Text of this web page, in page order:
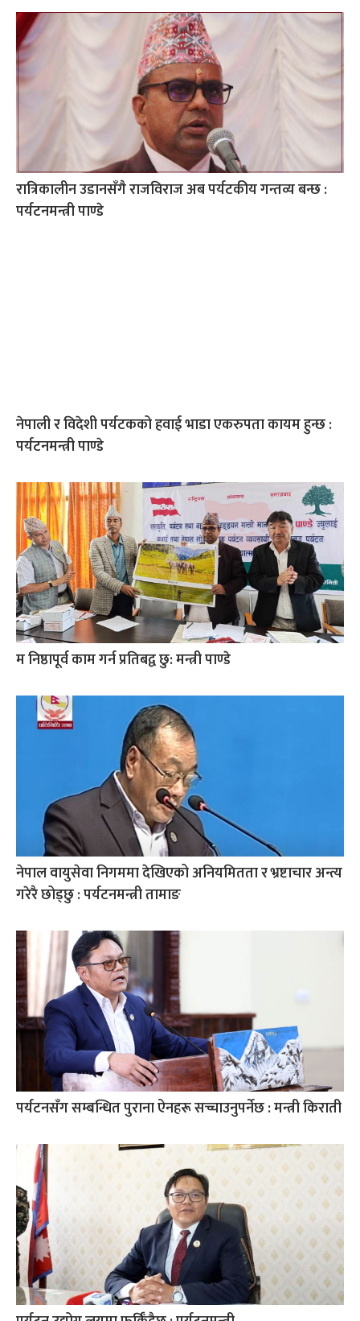
रात्रिकालीन उडानसँगै राजविराज अब पर्यटकीय गन्तव्य बन्छ :
पर्यटनमन्त्री पाण्डे
नेपाली र विदेशी पर्यटकको हवाई भाडा एकरुपता कायम हुन्छ :
पर्यटनमन्त्री पाण्डे
म निष्ठापूर्व काम गर्न प्रतिबद्व छु: मन्त्री पाण्डे
नेपाल वायुसेवा निगममा देखिएको अनियमितता र भ्रष्टाचार अन्त्य
गरेरै छोड्छु : पर्यटनमन्त्री तामाङ
पर्यटनसँग सम्बन्धित पुराना ऐनहरू सच्चाउनुपर्नेछ : मन्त्री किराती